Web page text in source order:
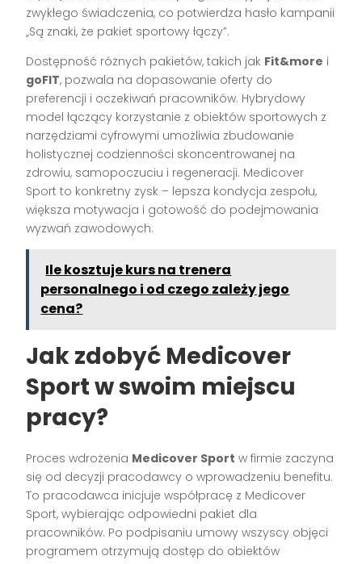
zwykłego świadczenia, co potwierdza hasło kampanii
„Są znaki, że pakiet sportowy łączy”.
Dostępność różnych pakietów, takich jak Fit&more i
goFIT, pozwala na dopasowanie oferty do
preferencji i oczekiwań pracowników. Hybrydowy
model łączący korzystanie z obiektów sportowych z
narzędziami cyfrowymi umożliwia zbudowanie
holistycznej codzienności skoncentrowanej na
zdrowiu, samopoczuciu i regeneracji. Medicover
Sport to konkretny zysk – lepsza kondycja zespołu,
większa motywacja i gotowość do podejmowania
wyzwań zawodowych.
Ile kosztuje kurs na trenera
personalnego i od czego zależy jego
cena?
Jak zdobyć Medicover
Sport w swoim miejscu
pracy?
Proces wdrożenia Medicover Sport w firmie zaczyna
się od decyzji pracodawcy o wprowadzeniu benefitu.
To pracodawca inicjuje współpracę z Medicover
Sport, wybierając odpowiedni pakiet dla
pracowników. Po podpisaniu umowy wszyscy objęci
programem otrzymują dostęp do obiektów